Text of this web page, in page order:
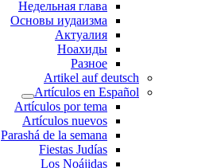
Недельная глава
Основы иудаизма
Актуалия
Ноахиды
Разное
Artikel auf deutsch
Artículos en Español
Artículos por tema
Artículos nuevos
Parashá de la semana
Fiestas Judías
Los Noájidas